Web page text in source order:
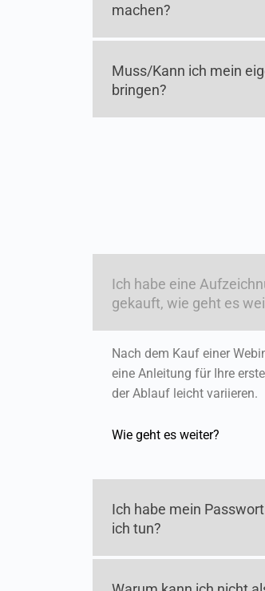
machen?
Muss/Kann ich mein
bringen?
Ich habe eine
gekauft, wie geht es
Nach dem Kauf einer
eine Anleitung für Ihre
der Ablauf leicht variieren.
Wie geht es weiter?
Ich habe mein
ich tun?